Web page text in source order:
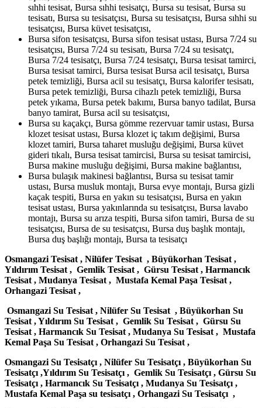
sıhhi tesisat, Bursa sıhhi tesisatçı, Bursa su tesisat, Bursa su
tesisatı, Bursa su tesisatçısı, Bursa su tesisatçısı, Bursa sıhhi su
tesisatçısı, Bursa küvet tesisatçısı,
Bursa sifon tesisatçısı, Bursa sifon tesisat ustası, Bursa 7/24 su
tesisatçısı, Bursa 7/24 su tesisatı, Bursa 7/24 su tesisatçı,
Bursa 7/24 tesisatçı, Bursa 7/24 tesisatçı, Bursa tesisat tamirci,
Bursa tesisat tamirci, Bursa tesisat Bursa acil tesisatçı, Bursa
petek temizliği, Bursa acil su tesisatçı, Bursa kalorifer tesisatı,
Bursa petek temizliği, Bursa cihazlı petek temizliği, Bursa
petek yıkama, Bursa petek bakımı, Bursa banyo tadilat, Bursa
banyo tamirat, Bursa acil su tesisatçısı,
Bursa su kaçakçı, Bursa gömme rezervuar tamir ustası, Bursa
klozet tesisat ustası, Bursa klozet iç takım değişimi, Bursa
klozet tamiri, Bursa taharet musluğu değişimi, Bursa küvet
gideri tıkalı, Bursa tesisat tamircisi, Bursa su tesisat tamircisi,
Bursa makine musluğu değişimi, Bursa makine bağlantısı,
Bursa bulaşık makinesi bağlantısı, Bursa su tesisat tamir
ustası, Bursa musluk montajı, Bursa evye montajı, Bursa gizli
kaçak tespiti, Bursa en yakın su tesisatçısı, Bursa en yakın
tesisat ustası, Bursa yakınlarında su tesisatçısı, Bursa lavabo
montajı, Bursa su arıza tespiti, Bursa sifon tamiri, Bursa de su
tesisatçısı, Bursa de su tesisatçısı, Bursa duş başlık montajı,
Bursa duş başlığı montajı, Bursa ta tesisatçı
Osmangazi Tesisat , Nilüfer Tesisat , Büyükorhan Tesisat ,
Yıldırım Tesisat , Gemlik Tesisat , Gürsu Tesisat , Harmancık
Tesisat , Mudanya Tesisat , Mustafa Kemal Paşa Tesisat ,
Orhangazi Tesisat ,
Osmangazi Su Tesisat , Nilüfer Su Tesisat , Büyükorhan Su
Tesisat ,Yıldırım Su Tesisat , Gemlik Su Tesisat , Gürsu Su
Tesisat , Harmancık Su Tesisat , Mudanya Su Tesisat , Mustafa
Kemal Paşa Su Tesisat , Orhangazi Su Tesisat ,
Osmangazi Su Tesisatçı , Nilüfer Su Tesisatçı , Büyükorhan Su
Tesisatçı ,Yıldırım Su Tesisatçı , Gemlik Su Tesisatçı , Gürsu Su
Tesisatçı , Harmancık Su Tesisatçı , Mudanya Su Tesisatçı ,
Mustafa Kemal Paşa su tesisatçı , Orhangazi Su Tesisatçı ,